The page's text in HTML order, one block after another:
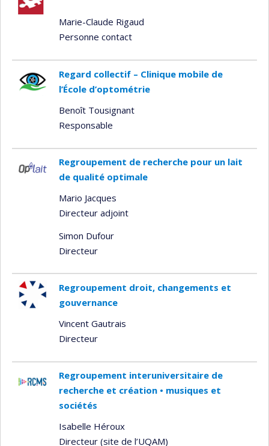
Marie-Claude Rigaud
Personne contact
Regard collectif – Clinique mobile de
l’École d’optométrie
Benoît Tousignant
Responsable
Regroupement de recherche pour un lait
de qualité optimale
Mario Jacques
Directeur adjoint
Simon Dufour
Directeur
Regroupement droit, changements et
gouvernance
Vincent Gautrais
Directeur
Regroupement interuniversitaire de
recherche et création • musiques et
sociétés
Isabelle Héroux
Directeur (site de l’UQAM)